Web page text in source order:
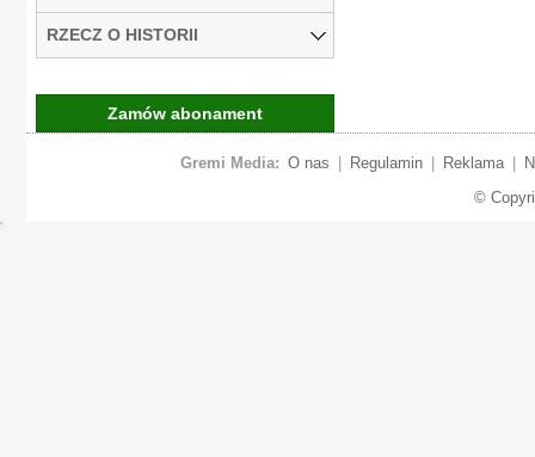
RZECZ O HISTORII
Zamów abonament
Gremi Media: O nas Regulamin Reklama
©